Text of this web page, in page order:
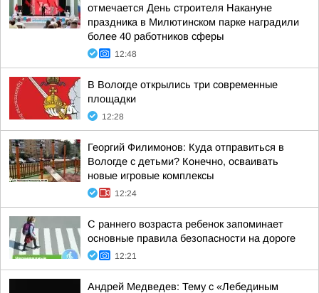
отмечается День строителя Накануне
праздника в Милютинском парке наградили
более 40 работников сферы
12:48
В Вологде открылись три современные
площадки
12:28
Георгий Филимонов: Куда отправиться в
Вологде с детьми? Конечно, осваивать
новые игровые комплексы
12:24
С раннего возраста ребенок запоминает
основные правила безопасности на дороге
12:21
Андрей Медведев: Тему с «Лебединым